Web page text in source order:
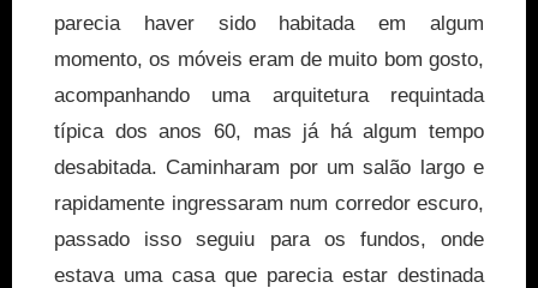
parecia haver sido habitada em algum
momento, os móveis eram de muito bom gosto,
acompanhando uma arquitetura requintada
típica dos anos 60, mas já há algum tempo
desabitada. Caminharam por um salão largo e
rapidamente ingressaram num corredor escuro,
passado isso seguiu para os fundos, onde
estava uma casa que parecia estar destinada